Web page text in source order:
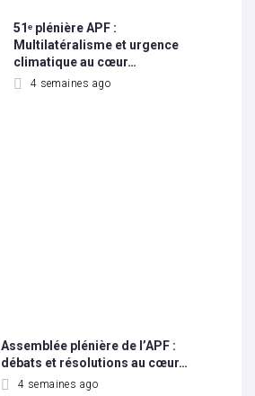
51ᵉ plénière APF :
Multilatéralisme et urgence
climatique au cœur…
4 semaines ago
Assemblée plénière de l’APF :
débats et résolutions au cœur…
4 semaines ago